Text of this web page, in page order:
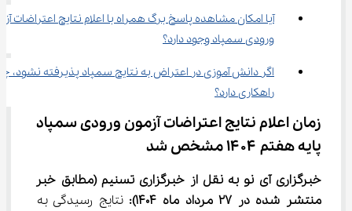
آیا امکان مشاهده پاسخ‌ برگ همراه با اعلام نتایج
ورودی سمپاد وجود دارد؟
اگر دانش ‌آموزی در اعتراض به نتایج سمپاد پذیرفته نشود،
راهکاری دارد؟
زمان اعلام نتایج اعتراضات آزمون ورودی سمپاد
پایه هفتم ۱۴۰۴ مشخص شد
خبرگزاری آی نو به نقل از خبرگزاری تسنیم (مطابق خبر
منتشر شده در 27 مرداد ماه 1404) : نتایج رسیدگی به